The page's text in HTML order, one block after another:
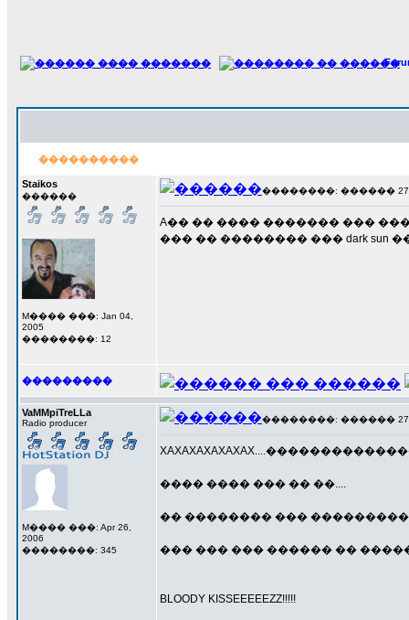
����������
Staikos
������
M���� ���: Jan 04,
2005
��������: 12
��������: ������ 27
A�� �� ���� ������� ���
��� �� �������� ��� dark sun
���������
VaMMpiTreLLa
Radio producer
M���� ���: Apr 26,
2006
��������: 345
��������: ������ 27
���� ���� ��� �� ��....
�� �������� ��� ���������
��� ��� ��� ������ ��
BLOODY KISSEEEEEZZ!!!!!